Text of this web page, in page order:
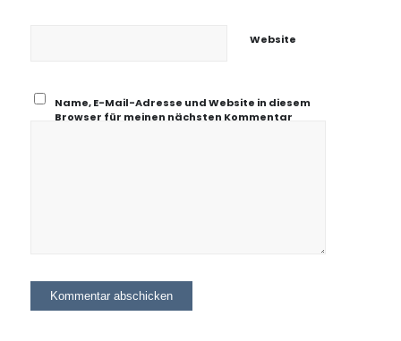
Website
Name, E-Mail-Adresse und Website in diesem
Browser für meinen nächsten Kommentar